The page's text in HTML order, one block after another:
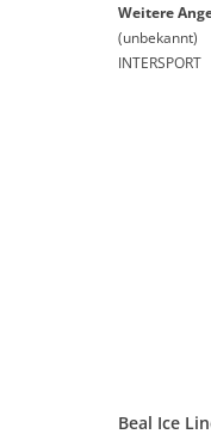
Weitere
(unbekannt)
INTERSPORT
Beal Ice